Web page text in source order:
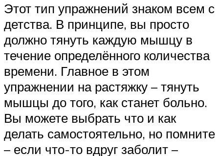
Этот тип упражнений знаком всем с
детства. В принципе, вы просто
должно тянуть каждую мышцу в
течение определённого количества
времени. Главное в этом
упражнении на растяжку – тянуть
мышцы до того, как станет больно.
Вы можете выбрать что и как
делать самостоятельно, но помните
– если что-то вдруг заболит –